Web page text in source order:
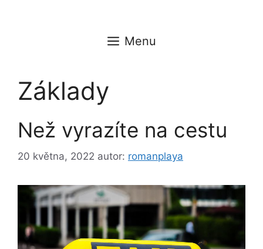
Menu
Základy
Než vyrazíte na cestu
20 května, 2022 autor: romanplaya